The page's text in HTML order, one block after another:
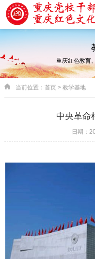
重庆红色教育
当前位置： 首页> 教学基地
中央革命
日期：